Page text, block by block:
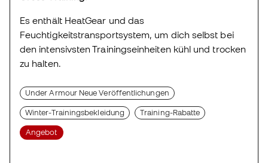
Es enthält HeatGear und das
Feuchtigkeitstransportsystem, um dich selbst bei
den intensivsten Trainingseinheiten kühl und trocken
zu halten.
Under Armour Neue Veröffentlichungen
Winter-Trainingsbekleidung Training-Rabatte
Angebot